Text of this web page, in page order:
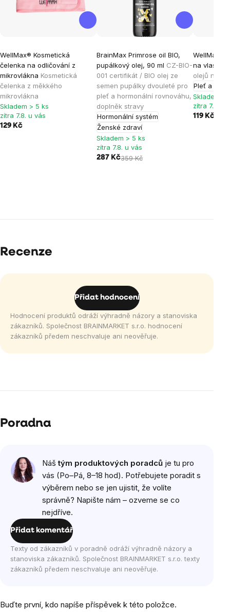
WellMax® Kosmetická
čelenka na odličování z
mikrovlákna Kosmetická
čelenka z měkkého
mikrovlákna
Skladem > 5 ks
zítra 7.8. u vás
129 Kč
BrainMax Primrose oil BIO,
pupálkový olej, 90 ml CZ-BIO-
001 certifikát / BIO olej ze
semen pupálky dvouleté pro
pleť a hormonální rovnováhu,
doplněk stravy
Hormonální systém
Ženské zdraví
Skladem > 5 ks
zítra 7.8. u vás
287 Kč359 Kč
WellMax®
na
olejů na
Pleť a vlasy
Skladem >
zítra 7.8. u
119 Kč
Recenze
Přidat hodnocení
Hodnocení produktů odráží výhradně názory a stanoviska
zákazníků. Společnost BRAINMARKET s.r.o. hodnocení
zákazníků předem neschvaluje ani neověřuje.
Poradna
Náštým produktových poradců je tu pro
vás (Po–Pá, 8–18 hod). Potřebujete poradit s
výběrem nebo se jen ujistit, že volíte
správně? Napište nám – ozveme se co
nejdříve.
Přidat komentář
Texty od zákazníků v poradně odráží výhradně názory a
stanoviska zákazníků. Společnost BRAINMARKET s.r.o. texty
zákazníků předem neschvaluje ani neověřuje.
Buďte první, kdo napíše příspěvek k této položce.